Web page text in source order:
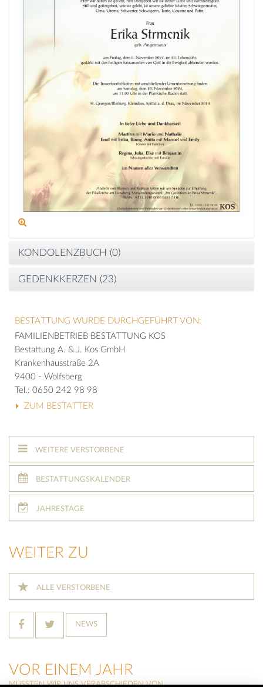
KONDOLENZBUCH (0)
GEDENKKERZEN (23)
BESTATTUNG WURDE DURCHGEFÜHRT VON:
FAMILIENBETRIEB BESTATTUNG KOS
Bestattung A. & J. Kos GmbH
Krankenhausstraße 2A
9400 - Wolfsberg
Tel.: 0650 242 98 98
ZUM BESTATTER
WEITERE VERSTORBENE
BESTATTUNGSKALENDER
JAHRESTAGE
WEITER ZU
ALLE VERSTORBENE
NEWS
VOR EINEM JAHR
MUSSTEN WIR UNS VERABSCHIEDEN VON